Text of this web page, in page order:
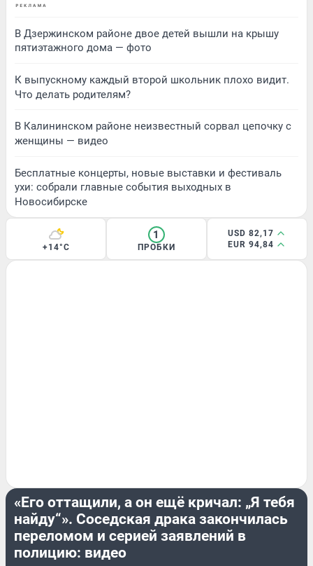
В Дзержинском районе двое детей вышли на крышу
пятиэтажного дома — фото
К выпускному каждый второй школьник плохо видит.
Что делать родителям?
В Калининском районе неизвестный сорвал цепочку с
женщины — видео
Бесплатные концерты, новые выставки и фестиваль
ухи: собрали главные события выходных в
Новосибирске
+14°C
1
ПРОБКИ
USD 82,17
EUR 94,84
«Его оттащили, а он ещё кричал: „Я тебя
найду“». Соседская драка закончилась
переломом и серией заявлений в
полицию: видео